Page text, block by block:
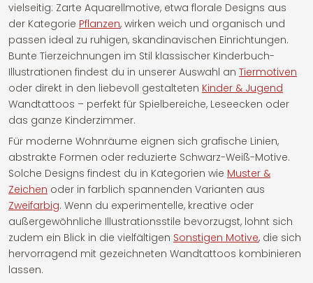
vielseitig: Zarte Aquarellmotive, etwa florale Designs aus
der Kategorie Pflanzen, wirken weich und organisch und
passen ideal zu ruhigen, skandinavischen Einrichtungen.
Bunte Tierzeichnungen im Stil klassischer Kinderbuch-
Illustrationen findest du in unserer Auswahl an Tiermotiven
oder direkt in den liebevoll gestalteten Kinder & Jugend
Wandtattoos – perfekt für Spielbereiche, Leseecken oder
das ganze Kinderzimmer.
Für moderne Wohnräume eignen sich grafische Linien,
abstrakte Formen oder reduzierte Schwarz-Weiß-Motive.
Solche Designs findest du in Kategorien wie Muster &
Zeichen oder in farblich spannenden Varianten aus
Zweifarbig. Wenn du experimentelle, kreative oder
außergewöhnliche Illustrationsstile bevorzugst, lohnt sich
zudem ein Blick in die vielfältigen Sonstigen Motive, die sich
hervorragend mit gezeichneten Wandtattoos kombinieren
lassen.